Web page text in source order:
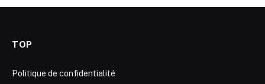
TOP
Politique de confidentialité